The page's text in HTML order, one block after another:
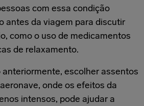
com essa condição
antes da viagem para discutir
como o uso de medicamentos
de relaxamento.
escolher assentos
onde os efeitos da
intensos, pode ajudar a